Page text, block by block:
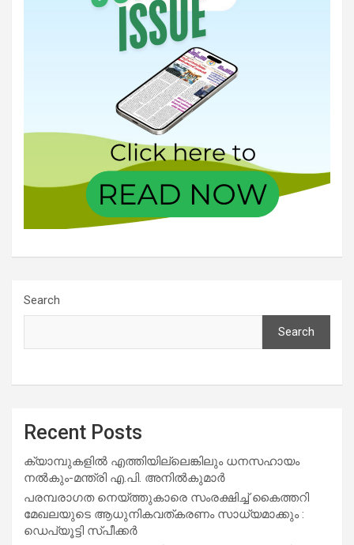
Search
Search
Recent Posts
ക്യാമ്പുകളിൽ എത്തിയില്ലെങ്കിലും ധനസഹായം
നൽകും-മന്ത്രി എ.പി. അനിൽകുമാർ
പരമ്പരാഗത നെയ്ത്തുകാരെ സംരക്ഷിച്ച് കൈത്തറി
മേഖലയുടെ ആധുനികവത്കരണം സാധ്യമാക്കും :
ഡെപ്യൂട്ടി സ്പീക്കർ